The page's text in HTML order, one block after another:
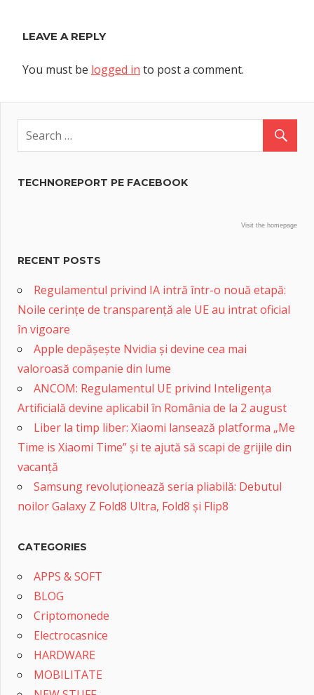
LEAVE A REPLY
You must be logged in to post a comment.
TECHNOREPORT PE FACEBOOK
Visit the homepage
RECENT POSTS
Regulamentul privind IA intră într-o nouă etapă:
Noile cerințe de transparență ale UE au intrat oficial
în vigoare
Apple depășește Nvidia și devine cea mai
valoroasă companie din lume
ANCOM: Regulamentul UE privind Inteligența
Artificială devine aplicabil în România de la 2 august
Liber la timp liber: Xiaomi lansează platforma „Me
Time is Xiaomi Time” și te ajută să scapi de grijile din
vacanță
Samsung revoluționează seria pliabilă: Debutul
noilor Galaxy Z Fold8 Ultra, Fold8 și Flip8
CATEGORIES
APPS & SOFT
BLOG
Criptomonede
Electrocasnice
HARDWARE
MOBILITATE